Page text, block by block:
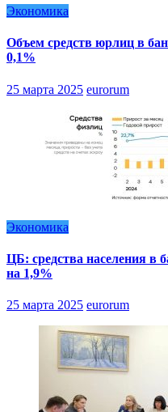
Экономика
Объем средств юрлиц в
0,1%
25 марта 2025 eurorum
Экономика
ЦБ: средства населения в
на 1,9%
25 марта 2025 eurorum